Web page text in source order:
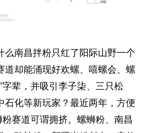
么南昌拌粉只红了阳际山野一个
道却能涌现好欢螺、嘻螺会、螺
字辈，并吸引李子柒、三只松
石化等新玩家？最近两年，方便
赛道可谓拥挤。螺蛳粉、南昌